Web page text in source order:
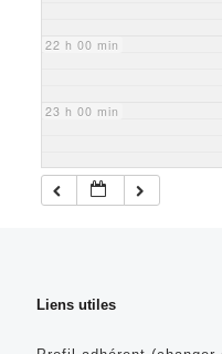
22 h 00 min
23 h 00 min
Liens utiles